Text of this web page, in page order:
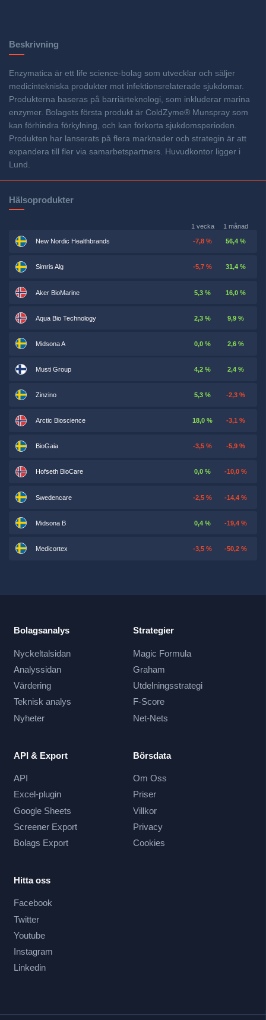
Beskrivning
Enzymatica är ett life science-bolag som utvecklar och säljer
medicintekniska produkter mot infektionsrelaterade sjukdomar.
Produkterna baseras på barriärteknologi, som inkluderar marina
enzymer. Bolagets första produkt är ColdZyme® Munspray som
kan förhindra förkylning, och kan förkorta sjukdomsperioden.
Produkten har lanserats på flera marknader och strategin är att
expandera till fler via samarbetspartners. Huvudkontor ligger i
Lund.
Hälsoprodukter
1 vecka 1 månad
New Nordic Healthbrands -7,8 % 56,4 %
Simris Alg -5,7 % 31,4 %
Aker BioMarine 5,3 % 16,0 %
Aqua Bio Technology 2,3 % 9,9 %
Midsona A 0,0 % 2,6 %
Musti Group 4,2 % 2,4 %
Zinzino 5,3 % -2,3 %
Arctic Bioscience 18,0 % -3,1 %
BioGaia -3,5 % -5,9 %
Hofseth BioCare 0,0 % -10,0 %
Swedencare -2,5 % -14,4 %
Midsona B 0,4 % -19,4 %
Medicortex -3,5 % -50,2 %
Bolagsanalys
Nyckeltalsidan
Analyssidan
Värdering
Teknisk analys
Nyheter
Strategier
Magic Formula
Graham
Utdelningsstrategi
F-Score
Net-Nets
API & Export
API
Excel-plugin
Google Sheets
Screener Export
Bolags Export
Börsdata
Om Oss
Priser
Villkor
Privacy
Cookies
Hitta oss
Facebook
Twitter
Youtube
Instagram
Linkedin